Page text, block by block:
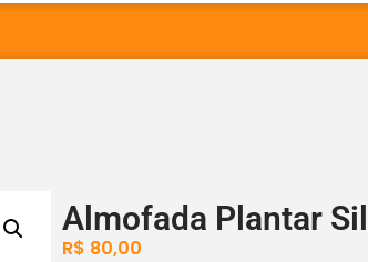
Almofada Plantar
R$ 80,00